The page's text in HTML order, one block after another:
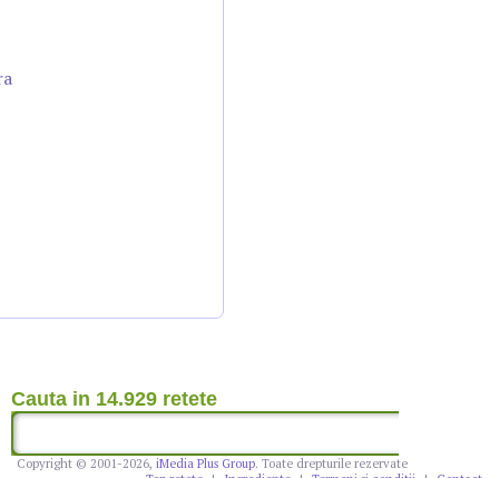
Cauta in 14.929 retete
Copyright © 2001-2026, iMedia Plus Group. Toate drepturile rezervate